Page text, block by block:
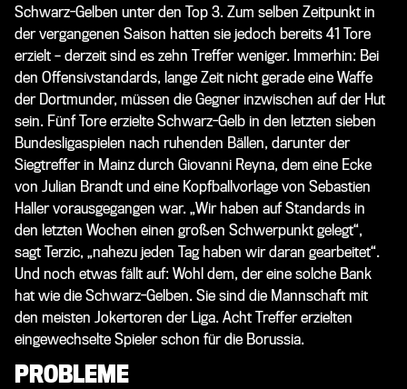
Schwarz-Gelben unter den Top 3. Zum selben Zeitpunkt in
der vergangenen Saison hatten sie jedoch bereits 41 Tore
erzielt – derzeit sind es zehn Treffer weniger. Immerhin: Bei
den Offensivstandards, lange Zeit nicht gerade eine Waffe
der Dortmunder, müssen die Gegner inzwischen auf der Hut
sein. Fünf Tore erzielte Schwarz-Gelb in den letzten sieben
Bundesligaspielen nach ruhenden Bällen, darunter der
Siegtreffer in Mainz durch Giovanni Reyna, dem eine Ecke
von Julian Brandt und eine Kopfballvorlage von Sebastien
Haller vorausgegangen war. „Wir haben auf Standards in
den letzten Wochen einen großen Schwerpunkt gelegt“,
sagt Terzic, „nahezu jeden Tag haben wir daran gearbeitet“.
Und noch etwas fällt auf: Wohl dem, der eine solche Bank
hat wie die Schwarz-Gelben. Sie sind die Mannschaft mit
den meisten Jokertoren der Liga. Acht Treffer erzielten
eingewechselte Spieler schon für die Borussia.
PROBLEME